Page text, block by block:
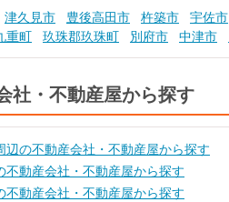
津久見市 豊後高田市 杵築市 宇佐市
重町
玖珠郡玖珠町 別府市 中津市
社・不動産屋から探す
辺の不動産会社・不動産屋から探す
不動産会社・不動産屋から探す
不動産会社・不動産屋から探す